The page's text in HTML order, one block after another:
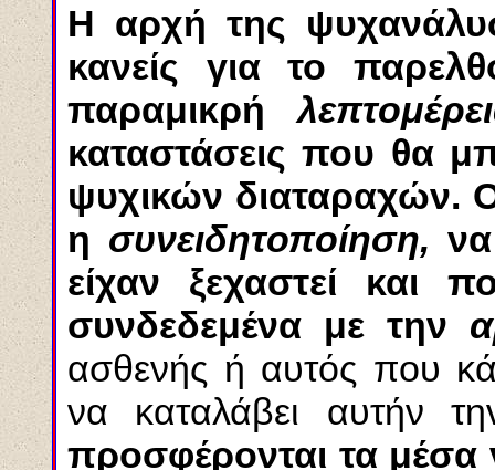
Η αρχή της
κανείς για το
παραμικρή
καταστάσεις που θα
ψυχικών διαταραχών. Ο
η συνειδητοποίηση,
είχαν ξεχαστεί και
συνδεδεμένα με την
ασθενής ή αυτός που
να καταλάβει αυτήν
προσφέρονται τα μέσα